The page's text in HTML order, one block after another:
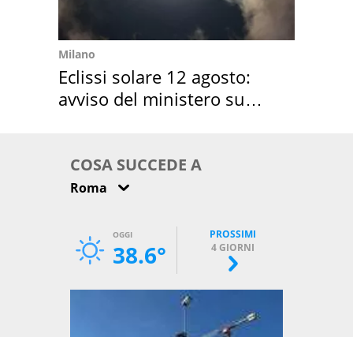
Milano
Eclissi solare 12 agosto:
avviso del ministero su